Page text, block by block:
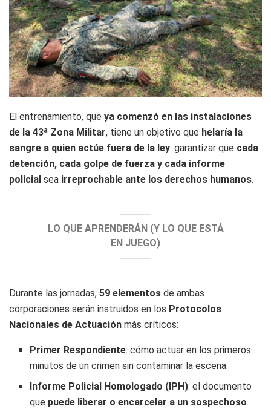
El entrenamiento, que ya comenzó en las instalaciones
de la 43ª Zona Militar, tiene un objetivo que helaría la
sangre a quien actúe fuera de la ley: garantizar que cada
detención, cada golpe de fuerza y cada informe
policial sea irreprochable ante los derechos humanos.
LO QUE APRENDERÁN (Y LO QUE ESTÁ
EN JUEGO)
Durante las jornadas, 59 elementos de ambas
corporaciones serán instruidos en los Protocolos
Nacionales de Actuación más críticos:
Primer Respondiente: cómo actuar en los primeros
minutos de un crimen sin contaminar la escena.
Informe Policial Homologado (IPH): el documento
que puede liberar o encarcelar a un sospechoso.